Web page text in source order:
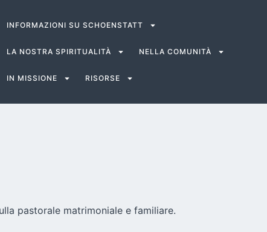
INFORMAZIONI SU SCHOENSTATT
LA NOSTRA SPIRITUALITÀ NELLA COMUNITÀ
IN MISSIONE RISORSE
pastorale matrimoniale e familiare.